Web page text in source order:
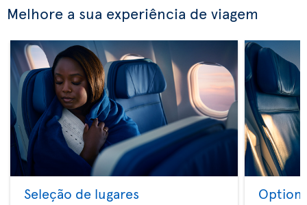
Melhore a sua experiência de viagem
Seleção de lugares Option